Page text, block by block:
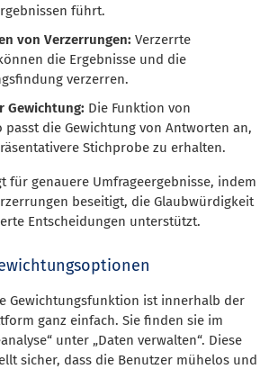
führt.
von Verzerrungen: Verzerrte
die Ergebnisse und die
verzerren.
Gewichtung: Die Funktion von
passt die Gewichtung von Antworten an,
Stichprobe zu erhalten.
für genauere Umfrageergebnisse, indem
beseitigt, die Glaubwürdigkeit
Entscheidungen unterstützt.
Gewichtungsfunktion ist innerhalb der
ganz einfach. Sie finden sie im
unter „Daten verwalten“. Diese
sicher, dass die Benutzer mühelos und